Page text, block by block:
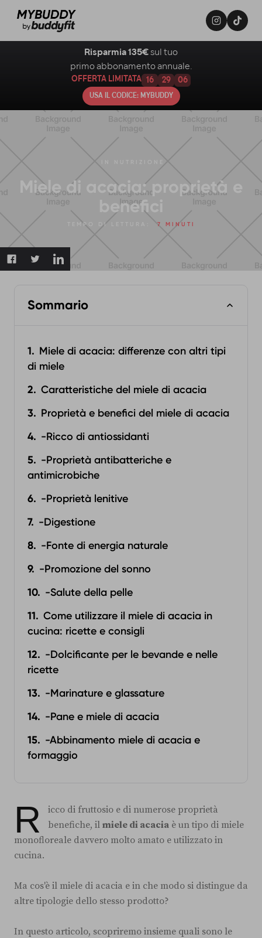
Miele di acacia: proprietà e
benefici
TEMPO DI LETTURA: 7 MINUTI
Sommario
Miele di acacia: differenze con altri tipi
di miele
Caratteristiche del miele di acacia
Proprietà e benefici del miele di acacia
-Ricco di antiossidanti
-Proprietà antibatteriche e
antimicrobiche
-Proprietà lenitive
-Digestione
-Fonte di energia naturale
-Promozione del sonno
-Salute della pelle
Come utilizzare il miele di acacia in
cucina: ricette e consigli
-Dolcificante per le bevande e nelle
ricette
-Marinature e glassature
-Pane e miele di acacia
-Abbinamento miele di acacia e
formaggio
R
icco di fruttosio e di numerose proprietà
benefiche, il miele di acacia è un tipo di miele
monofloreale davvero molto amato e utilizzato in
cucina.
Ma cos'è il miele di acacia e in che modo si distingue da
altre tipologie dello stesso prodotto?
In questo articolo, scopriremo insieme quali sono le
Risparmia 135€ sul tuo
primo abbonamento annuale.
OFFERTA LIMITATA 16 29 05
USA IL CODICE: MYBUDDY